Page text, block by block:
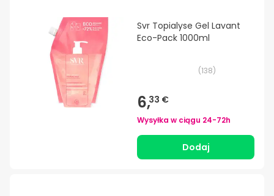
Svr Topialyse Gel Lavant
Eco-Pack 1000ml
(138)
6,33 €
Wysyłka w ciągu 24-72h
Dodaj